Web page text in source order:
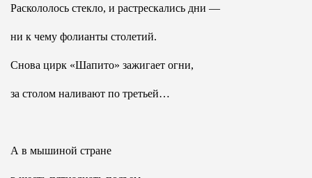
Раскололось стекло, и растрескались дни —
ни к чему фолианты столетий.
Снова цирк «Шапито» зажигает огни,
за столом наливают по третьей…
А в мышиной стране